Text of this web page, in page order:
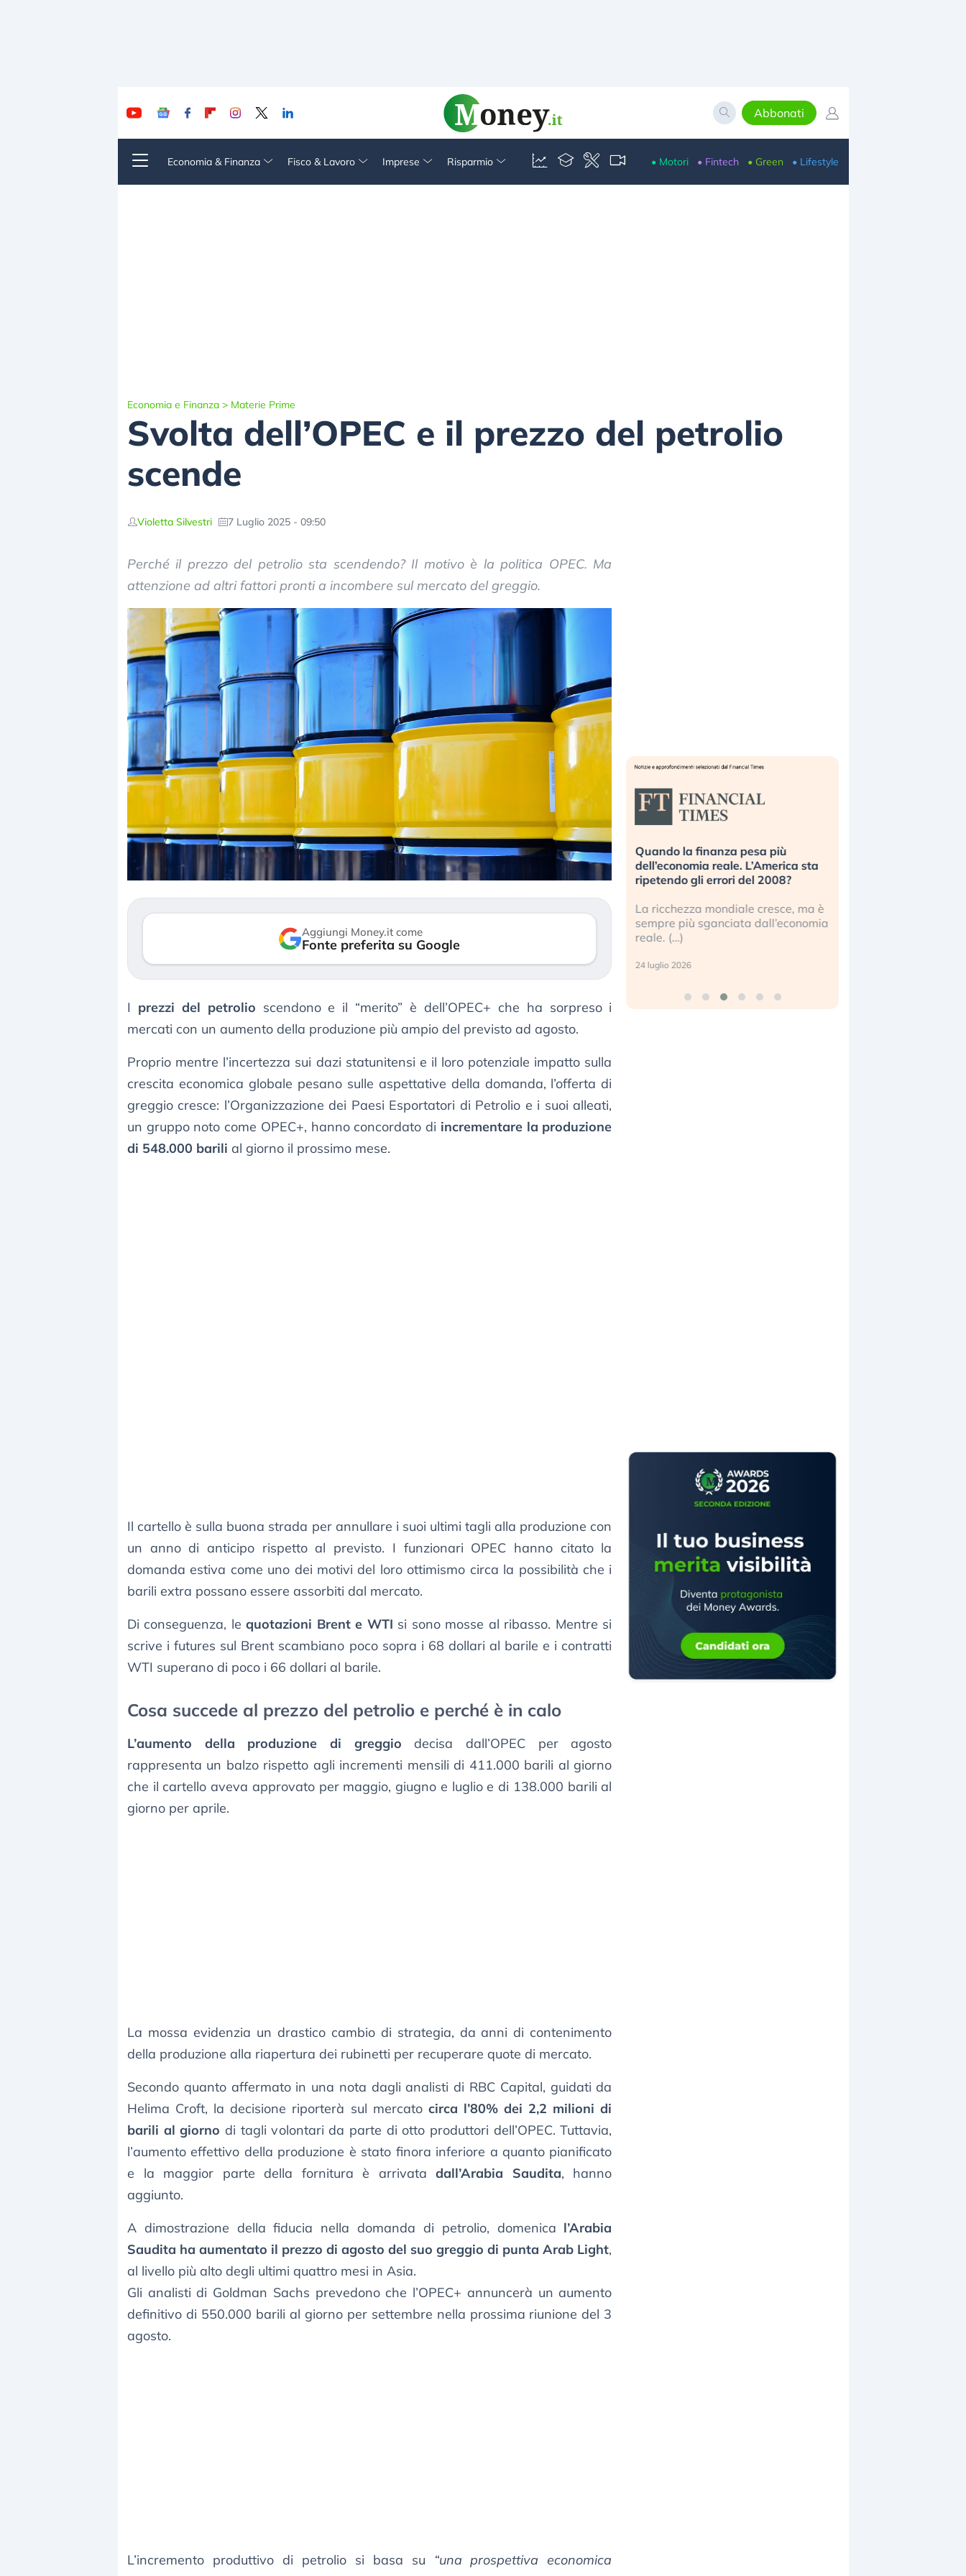
Abbonati
Economia & Finanza Fisco & Lavoro Imprese Risparmio • Motori • Fintech • Green • Lifestyle
Economia e Finanza > Materie Prime
Svolta dell’OPEC e il prezzo del petrolio
scende
Violetta Silvestri 7 Luglio 2025 - 09:50
Perché il prezzo del petrolio sta scendendo? Il motivo è la politica OPEC. Ma
attenzione ad altri fattori pronti a incombere sul mercato del greggio.
Aggiungi Money.it come
Fonte preferita su Google
I prezzi del petrolio scendono e il “merito” è dell’OPEC+ che ha sorpreso i
mercati con un aumento della produzione più ampio del previsto ad agosto.
Proprio mentre l’incertezza sui dazi statunitensi e il loro potenziale impatto sulla
crescita economica globale pesano sulle aspettative della domanda, l’offerta di
greggio cresce: l’Organizzazione dei Paesi Esportatori di Petrolio e i suoi alleati,
un gruppo noto come OPEC+, hanno concordato di incrementare la produzione
di 548.000 barili al giorno il prossimo mese.
Il cartello è sulla buona strada per annullare i suoi ultimi tagli alla produzione con
un anno di anticipo rispetto al previsto. I funzionari OPEC hanno citato la
domanda estiva come uno dei motivi del loro ottimismo circa la possibilità che i
barili extra possano essere assorbiti dal mercato.
Di conseguenza, lequotazioni Brent e WTI si sono mosse al ribasso. Mentre si
scrive i futures sul Brent scambiano poco sopra i 68 dollari al barile e i contratti
WTI superano di poco i 66 dollari al barile.
Cosa succede al prezzo del petrolio e perché è in calo
L’aumento della produzione di greggio decisa dall’OPEC per agosto
rappresenta un balzo rispetto agli incrementi mensili di 411.000 barili al giorno
che il cartello aveva approvato per maggio, giugno e luglio e di 138.000 barili al
giorno per aprile.
La mossa evidenzia un drastico cambio di strategia, da anni di contenimento
della produzione alla riapertura dei rubinetti per recuperare quote di mercato.
Secondo quanto affermato in una nota dagli analisti di RBC Capital, guidati da
Helima Croft, la decisione riporterà sul mercato circa l’80% dei 2,2 milioni di
barili al giorno di tagli volontari da parte di otto produttori dell’OPEC. Tuttavia,
l’aumento effettivo della produzione è stato finora inferiore a quanto pianificato
e la maggior parte della fornitura è arrivatadall’Arabia Saudita, hanno
aggiunto.
A dimostrazione della fiducia nella domanda di petrolio, domenica l’Arabia
Saudita ha aumentato il prezzo di agosto del suo greggio di punta Arab Light,
al livello più alto degli ultimi quattro mesi in Asia.
Gli analisti di Goldman Sachs prevedono che l’OPEC+ annuncerà un aumento
definitivo di 550.000 barili al giorno per settembre nella prossima riunione del 3
agosto.
L’incremento produttivo di petrolio si basa su
“una prospettiva economica
Dalle valutazioni estreme alla
correzione. Cosa sta guidando il
repricing degli asset?
3 agosto 2026
«La mia vita è rovinata». Investitori
in preda al panico dopo lo scoppio
della bolla AI
Kospi, mentre gli investitori retail (…)
30 luglio 2026
Quando la finanza pesa più
dell’economia reale. L’America sta
ripetendo gli errori del 2008?
La ricchezza mondiale cresce, ma è
sempre più sganciata dall’economia
reale. (…)
24 luglio 2026